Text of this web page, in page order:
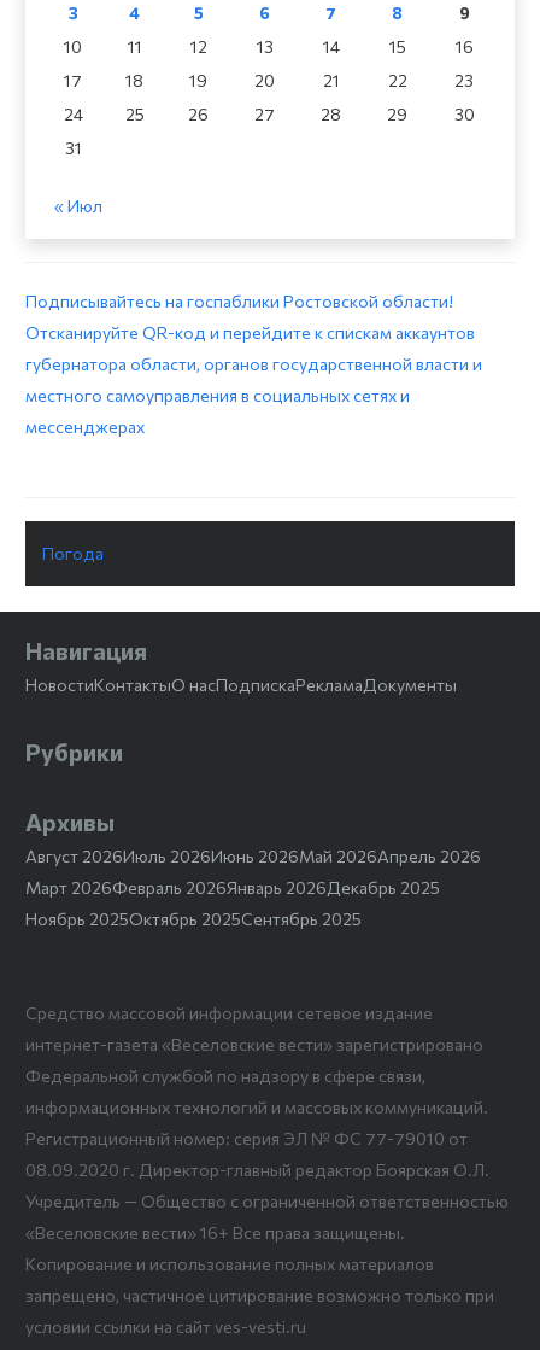
3
4 5 6 7 8
9
10
11 12 13 14 15
16
17
18 19 20 21 22
23
24
25 26 27 28 29
30
31
« Июл
Подписывайтесь на госпаблики Ростовской области!
Отсканируйте QR-код и перейдите к спискам аккаунтов
губернатора области, органов государственной власти и
местного самоуправления в социальных сетях и
мессенджерах
Погода
Навигация
НовостиКонтактыО насПодпискаРекламаДокументы
Рубрики
Архивы
Август 2026Июль 2026Июнь 2026Май 2026Апрель 2026
Март 2026Февраль 2026Январь 2026Декабрь 2025
Ноябрь 2025Октябрь 2025Сентябрь 2025
Средство массовой информации сетевое издание
интернет-газета «Веселовские вести» зарегистрировано
Федеральной службой по надзору в сфере связи,
информационных технологий и массовых коммуникаций.
Регистрационный номер: серия ЭЛ № ФС 77-79010 от
08.09.2020 г. Директор-главный редактор Боярская О.Л.
Учредитель — Общество с ограниченной ответственностью
«Веселовские вести» 16+ Все права защищены.
Копирование и использование полных материалов
запрещено, частичное цитирование возможно только при
условии ссылки на сайт ves-vesti.ru